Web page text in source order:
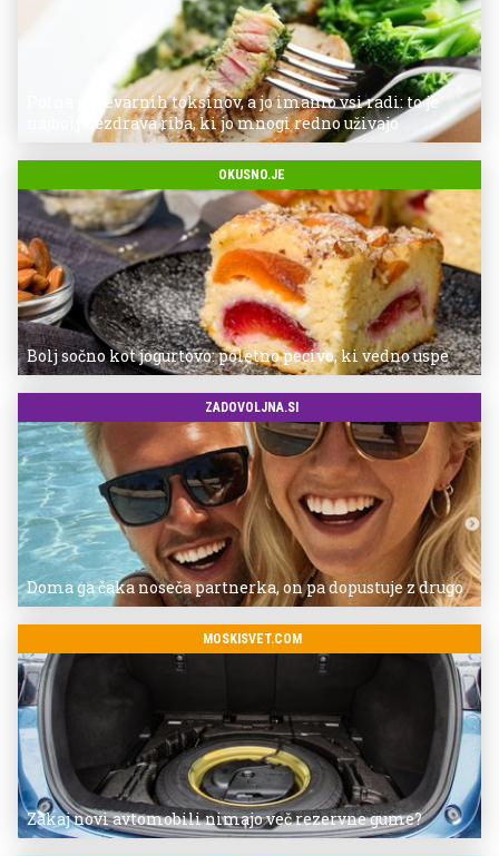
Polna je nevarnih toksinov, a jo imamo vsi radi: to je
najbolj nezdrava riba, ki jo mnogi redno uživajo
OKUSNO.JE
Bolj sočno kot jogurtovo: poletno pecivo, ki vedno uspe
ZADOVOLJNA.SI
Doma ga čaka noseča partnerka, on pa dopustuje z drugo
MOSKISVET.COM
Zakaj novi avtomobili nimajo več rezervne gume?